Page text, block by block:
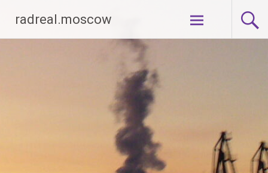
содержимому
radreal.moscow